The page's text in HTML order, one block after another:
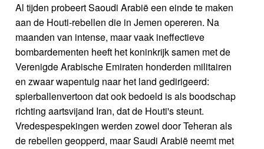
Al tijden probeert Saoudi Arabië een einde te maken
aan de Houti-rebellen die in Jemen opereren. Na
maanden van intense, maar vaak ineffectieve
bombardementen heeft het koninkrijk samen met de
Verenigde Arabische Emiraten honderden militairen
en zwaar wapentuig naar het land gedirigeerd:
spierballenvertoon dat ook bedoeld is als boodschap
richting aartsvijand Iran, dat de Houti's steunt.
Vredespespekingen werden zowel door Teheran als
de rebellen geopperd, maar Saudi Arabië neemt met